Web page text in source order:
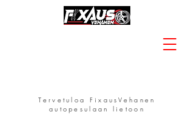
Tervetuloa FixausVehanen
autopesulaan lietoon